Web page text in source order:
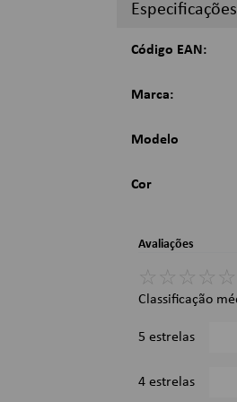
Fronhas: 45cm x 70cm;
Lençol: 138cm x 198m x 35cm;
Imagens Meramente Ilustrativas.
Código EAN:
Marca:
Modelo
Cor
Avaliações
☆ ☆ ☆ ☆ ☆
Classificação
5 estrelas
4 estrelas